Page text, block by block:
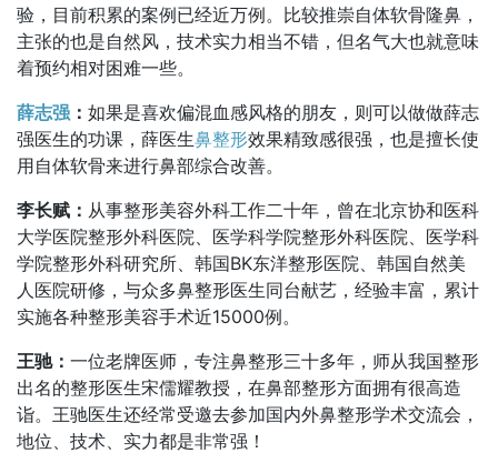
验，目前积累的案例已经近万例。比较推崇自体软骨隆鼻，
主张的也是自然风，技术实力相当不错，但名气大也就意味
着预约相对困难一些。
薛志强 ： 如果是喜欢偏混血感风格的朋友，则可以做做薛志
强医生的功课，薛医生鼻整形效果精致感很强，也是擅长使
用自体软骨来进行鼻部综合改善。
李长赋： 从事整形美容外科工作二十年，曾在北京协和医科
大学医院整形外科医院、医学科学院整形外科医院、医学科
学院整形外科研究所、韩国BK东洋整形医院、韩国自然美
人医院研修，与众多鼻整形医生同台献艺，经验丰富，累计
实施各种整形美容手术近15000例。
王驰： 一位老牌医师，专注鼻整形三十多年，师从我国整形
出名的整形医生宋儒耀教授，在鼻部整形方面拥有很高造
诣。王驰医生还经常受邀去参加国内外鼻整形学术交流会，
地位、技术、实力都是非常强！